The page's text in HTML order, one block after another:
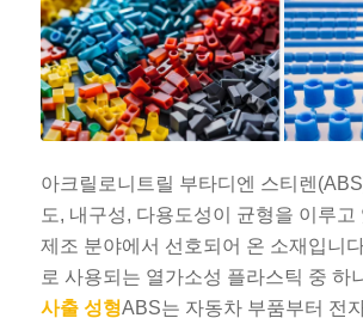
아크릴로니트릴 부타디엔 스티렌
도, 내구성, 다용도성이 균형을 이루고
제조 분야에서 선호되어 온 소재입니
로 사용되는 열가소성 플라스틱 중 하
사출 성형ABS는 자동차 부품부터 전